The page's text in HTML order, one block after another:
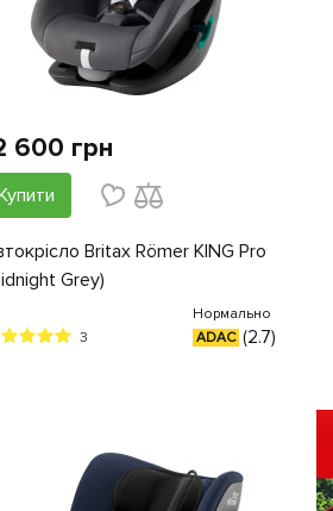
600 грн
Britax Römer KING Pro
Grey)
3
Нормально
ADAC (2.7)